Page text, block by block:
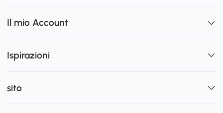
Il mio Account
Ispirazioni
sito